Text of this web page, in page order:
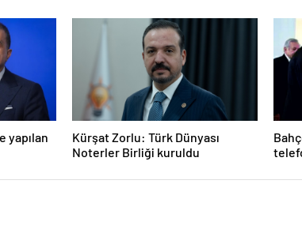
yapılan
Kürşat Zorlu: Türk Dünyası
Noterler Birliği kuruldu